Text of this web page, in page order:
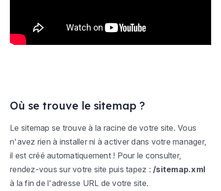
Où se trouve le sitemap ?
Le sitemap se trouve à la racine de votre site. Vous
n'avez rien à installer ni à activer dans votre manager,
il est créé automatiquement ! Pour le consulter,
rendez-vous sur votre site puis tapez : /sitemap.xml
à la fin de l'adresse URL de votre site.